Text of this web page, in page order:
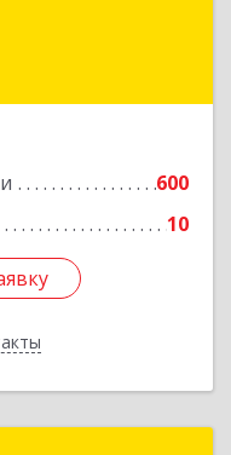
600
10
г, Ивана Ярыгина